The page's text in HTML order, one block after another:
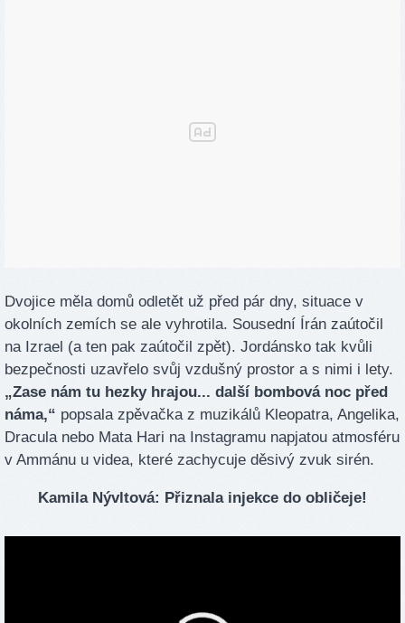
Dvojice měla domů odletět už před pár dny, situace v
okolních zemích se ale vyhrotila. Sousední Írán zaútočil
na Izrael (a ten pak zaútočil zpět). Jordánsko tak kvůli
bezpečnosti uzavřelo svůj vzdušný prostor a s nimi i lety.
„Zase nám tu hezky hrajou... další bombová noc před
náma,“ popsala zpěvačka z muzikálů Kleopatra, Angelika,
Dracula nebo Mata Hari na Instagramu napjatou atmosféru
v Ammánu u videa, které zachycuje děsivý zvuk sirén.
Kamila Nývltová: Přiznala injekce do obličeje!